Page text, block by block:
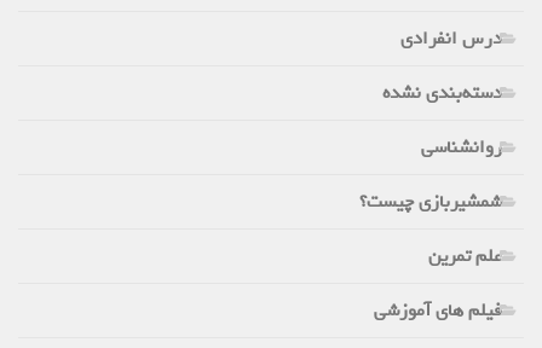
درس انفرادی
دسته‌بندی نشده
روانشناسی
شمشیربازی چیست؟
علم تمرین
فیلم های آموزشی